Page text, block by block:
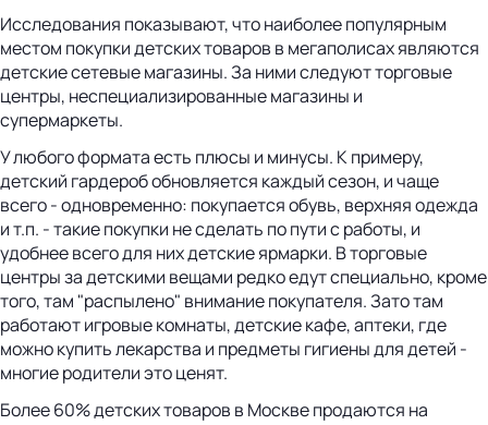
Исследования показывают, что наиболее популярным
местом покупки детских товаров в мегаполисах являются
детские сетевые магазины. За ними следуют торговые
центры, неспециализированные магазины и
супермаркеты.
У любого формата есть плюсы и минусы. К примеру,
детский гардероб обновляется каждый сезон, и чаще
всего - одновременно: покупается обувь, верхняя одежда
и т.п. - такие покупки не сделать по пути с работы, и
удобнее всего для них детские ярмарки. В торговые
центры за детскими вещами редко едут специально, кроме
того, там "распылено" внимание покупателя. Зато там
работают игровые комнаты, детские кафе, аптеки, где
можно купить лекарства и предметы гигиены для детей -
многие родители это ценят.
Более 60% детских товаров в Москве продаются на